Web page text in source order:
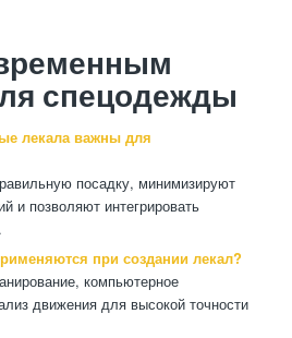
спецодежды
лекала важны для
посадку, минимизируют
и позволяют интегрировать
при создании лекал?
компьютерное
движения для высокой точности